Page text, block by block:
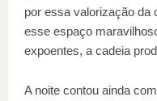
por essa valorização da
esse espaço
expoentes, a cadeia
A noite contou ainda